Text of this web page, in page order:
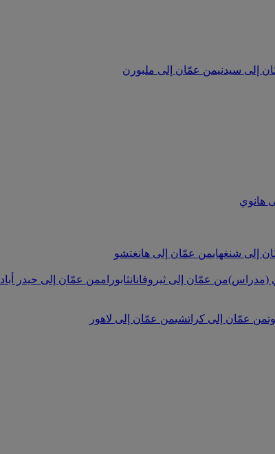
إلى سيدنيمن عمّان إلى ملبورن
هانوي
إلى شنغهايمن عمّان إلى هانغتشو
(مدراس)من عمّان إلى ثيروفانانثابوراممن عمّان إلى حيدر أباد
من عمّان إلى كراتشيمن عمّان إلى لاهور